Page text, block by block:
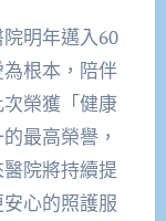
明年邁入60
根本，陪伴
榮獲「健康
最高榮譽，
院將持續提
心的照護服